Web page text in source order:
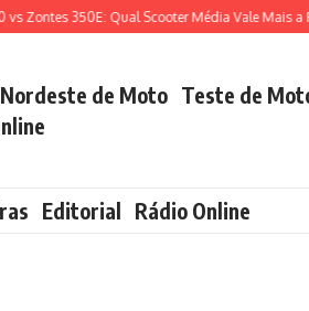
350E: Qual Scooter Média Vale Mais a Pena
de Moto Teste de
Editorial Rádio Online